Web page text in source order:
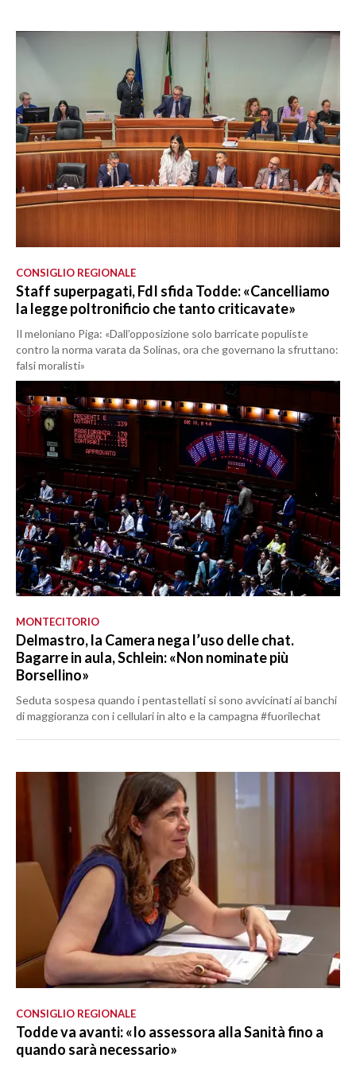
CONSIGLIO REGIONALE
Staff superpagati, FdI sfida Todde: «Cancelliamo
la legge poltronificio che tanto criticavate»
Il meloniano Piga: «Dall’opposizione solo barricate populiste
contro la norma varata da Solinas, ora che governano la sfruttano:
falsi moralisti»
MONTECITORIO
Delmastro, la Camera nega l’uso delle chat.
Bagarre in aula, Schlein: «Non nominate più
Borsellino»
Seduta sospesa quando i pentastellati si sono avvicinati ai banchi
di maggioranza con i cellulari in alto e la campagna #fuorilechat
CONSIGLIO REGIONALE
Todde va avanti: «Io assessora alla Sanità fino a
quando sarà necessario»